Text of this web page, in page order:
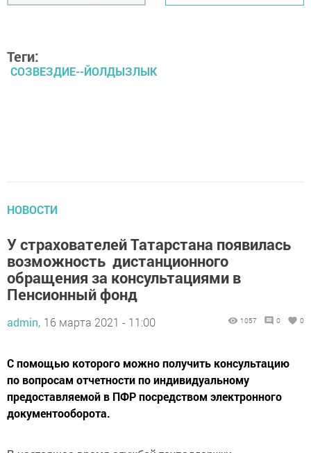
Теги:
СОЗВЕЗДИЕ--ЙОЛДЫЗЛЫК
НОВОСТИ
У страхователей Татарстана появилась
возможность дистанционного
обращения за консультациями в
Пенсионный фонд
admin, 16 марта 2021 - 11:00 1057 0 0
С помощью которого можно получить консультацию
по вопросам отчетности по индивидуальному
предоставляемой в ПФР посредством электронного
документооборота.